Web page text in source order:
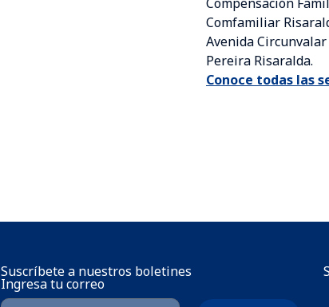
Comfamiliar
Avenida Circunvalar
Pereira Risaralda.
Conoce todas las
Suscríbete a nuestros boletines
Ingresa tu correo